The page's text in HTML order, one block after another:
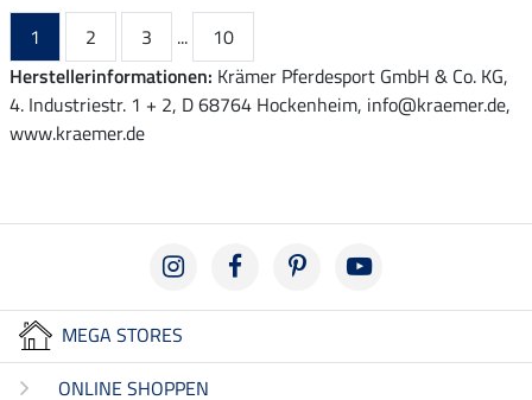
1 2 3 ...
10
Herstellerinformationen: Krämer Pferdesport GmbH & Co. KG,
4. Industriestr. 1 + 2, D 68764 Hockenheim, info@kraemer.de,
www.kraemer.de
MEGA STORES
ONLINE SHOPPEN